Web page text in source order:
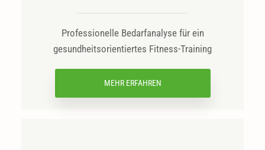
Professionelle Bedarfanalyse für ein
gesundheitsorientiertes Fitness-Training
MEHR ERFAHREN